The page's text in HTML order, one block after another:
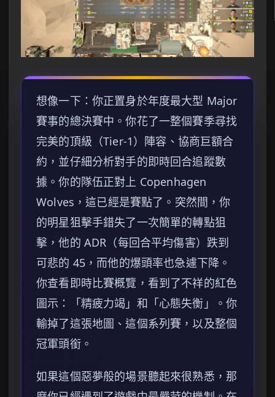
想像一下：你正置身於年度最大型 Major
賽事的總決賽中。你花了一整個賽季尋找
完美的頂級（Tier-1）陣容、協商巨額合
約，並仔細分析對手的即時回合追蹤數
據。你的隊伍正對上 Copenhagen
Wolves，這已經是賽點了。突然間，你
的明星狙擊手錯失了一次簡單的轉點狙
擊，他的 ADR（每回合平均傷害）跌到
可悲的 45，而他的爆頭率也急遽下降。
你查看即時比賽概覽，看到了不祥的紅色
圖示：「精疲力竭」和「心態失衡」。你
輸掉了這張地圖、這個系列賽，以及整個
冠軍頭銜。
如果這個惡夢般的場景聽起來很熟悉，那